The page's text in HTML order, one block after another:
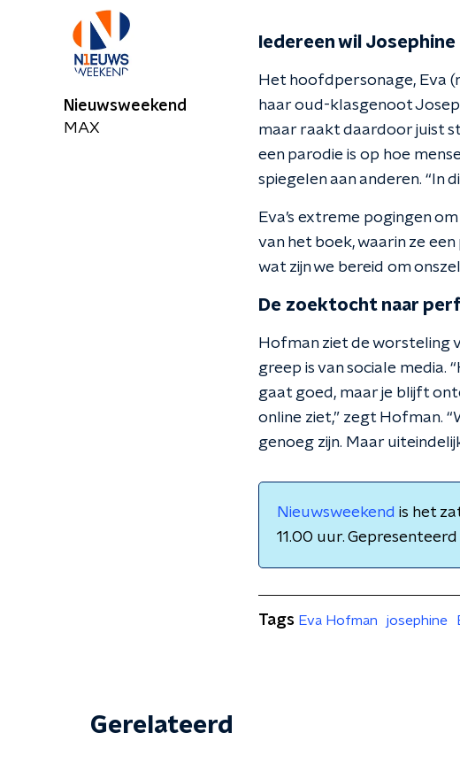
Iedereen wil Josephine
Het hoofdpersonage, Eva
haar oud-klasgenoot
maar raakt daardoor juist
een parodie is op hoe
spiegelen aan anderen. “In
Eva’s extreme pogingen
van het boek, waarin ze
wat zijn we bereid om
De zoektocht naar
Hofman ziet de worsteling
greep is van sociale media.
gaat goed, maar je blijft
online ziet,” zegt Hofman.
genoeg zijn. Maar
Nieuwsweekend is het
11.00 uur.
Nieuwsweekend
MAX
Tags Eva Hofman josephine
Gerelateerd